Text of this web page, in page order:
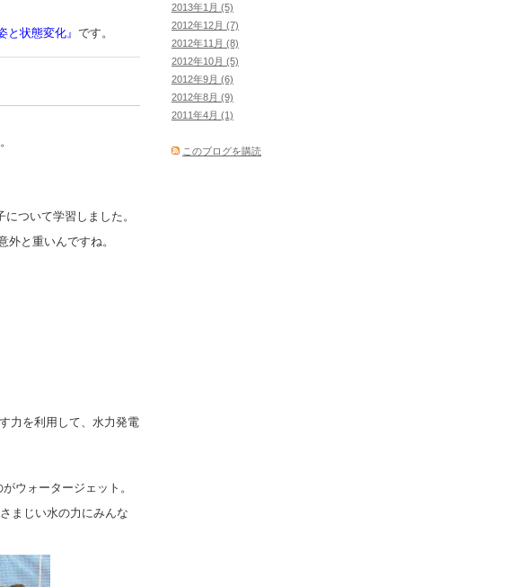
と状態変化』 です。
ついて学習しました。
と重いんですね。
力を利用して、水力発電
ウォータージェット。
まじい水の力にみんな
2013年1月 (5)
2012年12月 (7)
2012年11月 (8)
2012年10月 (5)
2012年9月 (6)
2012年8月 (9)
2011年4月 (1)
このブログを購読